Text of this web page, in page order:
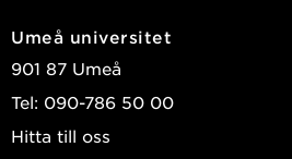
Umeå universitet
901 87 Umeå
Tel: 090-786 50 00
Hitta till oss